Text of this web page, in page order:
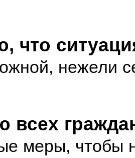
что
нежели
всех
меры, чтобы